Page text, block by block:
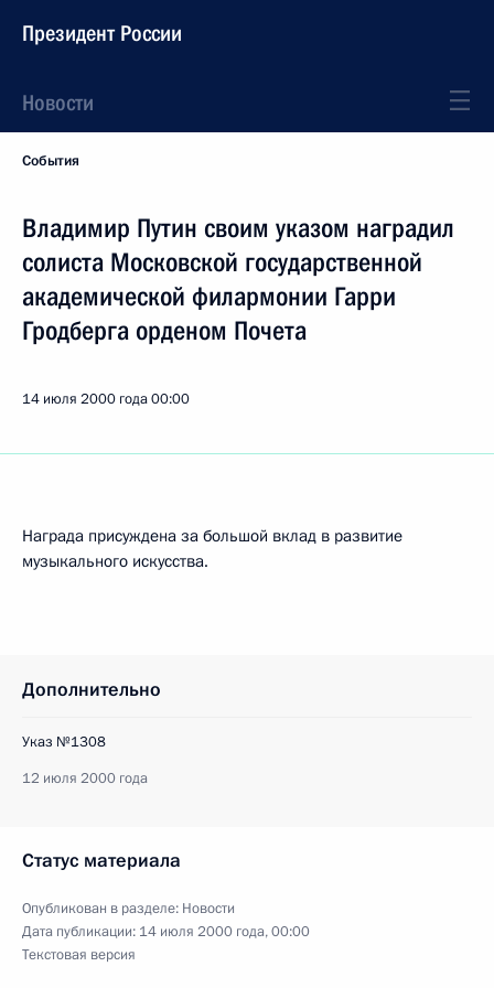
Президент России
Новости
События
Владимир Путин своим указом наградил
солиста Московской государственной
академической филармонии Гарри
Гродберга орденом Почета
14 июля 2000 года00:00
Награда присуждена за большой вклад в развитие
музыкального искусства.
Дополнительно
Указ №1308
12 июля 2000 года
Статус материала
Опубликован в разделе: Новости
Дата публикации: 14 июля 2000 года, 00:00
Текстовая версия